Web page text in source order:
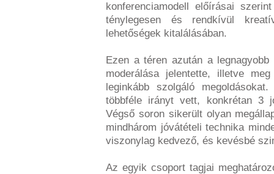
konferenciamodell előírásai
ténylegesen és rendkívül
lehetőségek kitalálásában.
Ezen a téren azután a
moderálása jelentette, illetve
leginkább szolgáló
többféle irányt vett, konkrétan 3
Végső soron sikerült olyan
mindhárom jóvátételi technika
viszonylag kedvező, és kevésbé
Az egyik csoport tagjai